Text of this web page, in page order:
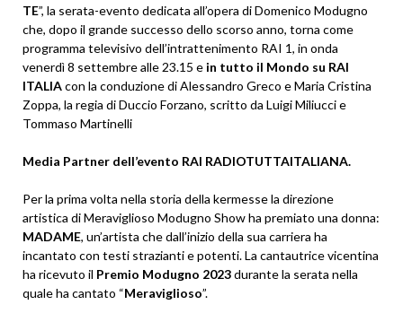
TE”, la serata-evento dedicata all’opera di Domenico Modugno
che, dopo il grande successo dello scorso anno, torna come
programma televisivo dell’intrattenimento RAI 1, in onda
venerdì 8 settembre alle 23.15 e in tutto il Mondo su RAI
ITALIAcon la conduzione di Alessandro Greco e Maria Cristina
Zoppa, la regia di Duccio Forzano, scritto da Luigi Miliucci e
Tommaso Martinelli
Media Partner dell’evento RAI RADIOTUTTAITALIANA.
Per la prima volta nella storia della kermesse la direzione
artistica di Meraviglioso Modugno Show ha premiato una donna:
MADAME, un’artista che dall’inizio della sua carriera ha
incantato con testi strazianti e potenti. La cantautrice vicentina
ha ricevuto il Premio Modugno 2023durante la serata nella
quale ha cantato “Meraviglioso”.